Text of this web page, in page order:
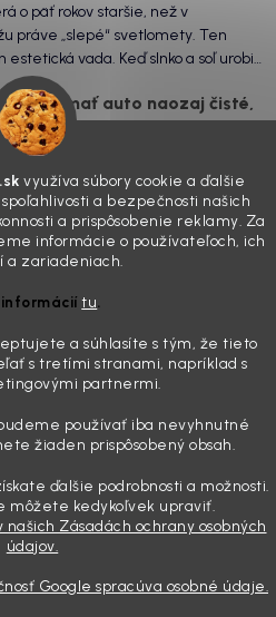
využíva súbory cookie a ďalšie
a bezpečnosti našich
a prispôsobenie reklamy. Za
informácie o používateľoch, ich
a zariadeniach.
informáciítu.
a súhlasíte s tým, že tieto
s tretími stranami, napríklad s
partnermi.
používať iba nevyhnutné
žiaden prispôsobený obsah.
ďalšie podrobnosti a možnosti.
kedykoľvek upraviť.
Zásadách ochrany osobných
údajov.
Google spracúva osobné údaje.
o päť rokov staršie, než v
práve „slepé“ svetlomety. Ten
vada. Keď slnko a soľ urobia
namiesto to...
mať auto naozaj čisté,
pár eur
slnko, vy sedíte v čerstvo
na palubnú dosku vás ide poraziť. V
a v švíkoch sedačiek na vás stále
tam jednodu...
vami zaprášená kapota. Pre
Lenže keď si v košíku spočítate
výsledná suma vie poriadne
že aj profi výbava ...
Vytvoril Shoptet
cookies